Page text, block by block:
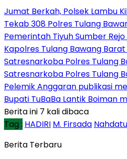
Jumat Berkah, Polsek Lambu
Tekab 308 Polres Tulang
Pemerintah Tiyuh Sumber
Kapolres Tulang Bawang
Satresnarkoba Polres Tulang
Satresnarkoba Polres Tulang
Pelemik Anggaran publikasi
Bupati TuBaBa Lantik Boiman
Berita ini 7 kali dibaca
Tag : HADIRI M. Firsada
Berita Terbaru